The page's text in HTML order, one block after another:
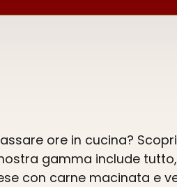
ore in cucina?
gamma include
con carne macinata e